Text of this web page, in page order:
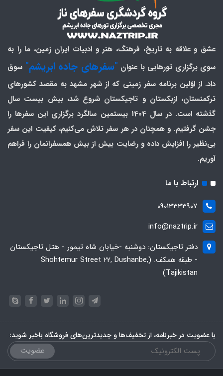
عشق و علاقه به تاریخ، فرهنگ، هنر و ادبیات ایران زمین، ما را به
سوی برگزاری تورهایی با عنوان "سفرهای جاده ابریشم" سوق
داد. از اوّلین برنامه سفر زمینی که از شهر مشهد به مقصد کشورهای
ترکمنستان، ازبکستان و تاجیکستان شروع شد، بیش بیست سال
گذشته است. در سال 1404 بیستمین سالگرد برگزاری این سفرها را
جشن گرفتیم. و همچنان در هر سفر تلاش می‌کنیم، کیفیت این سفر
بی‌نظیر را افزایش داده و رضایت بیش از بیش همسفرانمان را فراهم
آوریم.
ارتباط با ما
09013333907
info@naztrip.ir
دفتر تاجیکستان: دوشنبه -خیابان شاه تیمور - هتل تاجیکستان
- طبقه همکف. (Shohtemur Street 22, Dushanbe,
Tajikistan)
با عضویت در خبرنامه، از تخفیف‌ها و جدیدترین‌های فروشگاه باخبر شوید:
عضویت